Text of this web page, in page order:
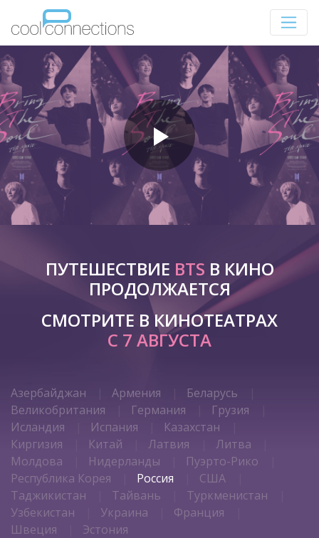
ПУТЕШЕСТВИЕ BTS В КИНО
ПРОДОЛЖАЕТСЯ
СМОТРИТЕ В КИНОТЕАТРАХ
С 7 АВГУСТА
Азербайджан Армения
Беларусь
Великобритания
Германия
Грузия
Исландия
Испания
Казахстан
Киргизия
Китай Латвия
Литва
Молдова
Нидерланды
Пуэрто-Рико
Республика Корея
Россия
США
Таджикистан
Тайвань
Туркменистан
Узбекистан
Украина
Франция
Швеция
Эстония